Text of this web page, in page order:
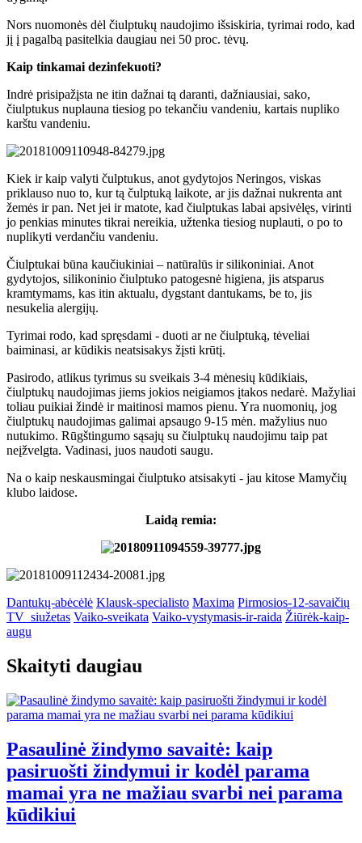
Nors nuomonės dėl čiulptukų naudojimo išsiskiria, tyrimai rodo, kad
jį į pagalbą pasitelkia daugiau nei 50 proc. tėvų.
Kaip tinkamai dezinfekuoti?
Indrė prisipažįsta ne itin dažnai tą daranti, dažniausiai, sako,
čiulptukus nuplauna tiesiog po tekančiu vandeniu, kartais nupliko
karštu vandeniu.
Kiek ir kaip valyti čulptukus, anot gydytojos Neringos, viskas
priklauso nuo to, kur tą čulptuką laikote, ar jis dažnai nukrenta ant
žemės ir pan. Net jei ir matote, kad čiulptukas labai apsivėlęs, virinti
jo penkias minutes tikrai nereikia, užtenka tiesiog nuplauti, o po to
nuplikyti verdančiu vandeniu.
Čiulptukai būna kaučiukiniai – natūralūs ir silikoniniai. Anot
gydytojos, silikoninio čiulptuko patogesnė higiena, jis atsparus
kramtymams, kas itin aktualu, dygstant dantukams, be to, jis
nesukelia alergijų.
Tyrimai rodo, kad spręsdami - duoti ar ne čiulptuką, tėveliai
baiminasi, ar kūdikis neatsisakys žįsti krūtį.
Pasirodo, atlikus tyrimus su sveikais 3-4 mėnesių kūdikiais,
čiulptukų naudojimas jiems jokios neigiamos įtakos nedarė. Mažyliai
toliau puikiai žindė ir maitinosi mamos pienu. Yra nuomonių, jog
čiulptukų naudojimas galimai apsaugo 9-15 mėn. mažylius nuo
nutukimo. Rūgštingumo sąsajų su čiulptukų naudojimu taip pat
neįžvelgta. Vadinasi, juos naudoti saugu.
Na o kaip neskausmingai čiulptuko atsisakyti - jau kitose Mamyčių
klubo laidose.
Laidą remia:
Dantukų-abėcėlė Klausk-specialisto Maxima Pirmosios-12-savaičių
TV_siužetas Vaiko-sveikata Vaiko-vystymasis-ir-raida Žiūrėk-kaip-
augu
Skaityti daugiau
Pasaulinė žindymo savaitė: kaip
pasiruošti žindymui ir kodėl parama
mamai yra ne mažiau svarbi nei parama
kūdikiui